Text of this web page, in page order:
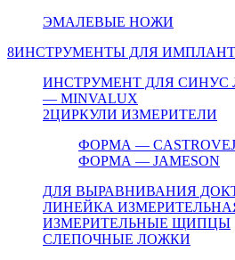
ЭМАЛЕВЫЕ НОЖИ
8ИНСТРУМЕНТЫ ДЛЯ
ИНСТРУМЕНТ ДЛЯ СИНУС
— MINVALUX
2ЦИРКУЛИ ИЗМЕРИТЕЛИ
ФОРМА —
ФОРМА — JAMESON
ДЛЯ ВЫРАВНИВАНИЯ
ЛИНЕЙКА
ИЗМЕРИТЕЛЬНЫЕ ЩИПЦЫ
СЛЕПОЧНЫЕ ЛОЖКИ